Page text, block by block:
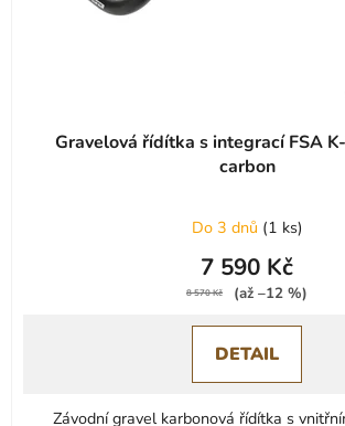
Gravelová řídítka s integrací FSA
carbon
Do 3 dnů (1 ks)
7 590 Kč
8 570 Kč (až –12 %)
DETAIL
Závodní gravel karbonová řídítka s